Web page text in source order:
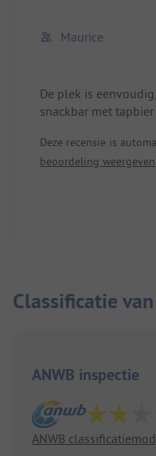
Maurice
De plek is
snackbar met
maar schoon. Als de
dat er te weinig
weide. Er staan ook
en een paar
Deze recensie is
beoordeling weergeven
Classificatie
ANWB inspectie
ANWB